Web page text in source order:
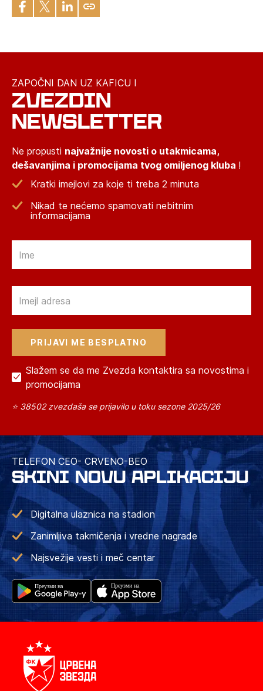
ZAPOČNI DAN UZ KAFICU I
ZVEZDIN
NEWSLETTER
Ne propusti najvažnije novosti o utakmicama,
dešavanjima i promocijama tvog omiljenog kluba !
Kratki imejlovi za koje ti treba 2 minuta
Nikad te nećemo spamovati nebitnim
informacijama
Slažem se da me Zvezda kontaktira sa novostima i
promocijama
⭐ 38502 zvezdaša se prijavilo u toku sezone 2025/26
TELEFON CEO- CRVENO-BEO
SKINI NOVU APLIKACIJU
Digitalna ulaznica na stadion
Zanimljiva takmičenja i vredne nagrade
Najsvežije vesti i meč centar